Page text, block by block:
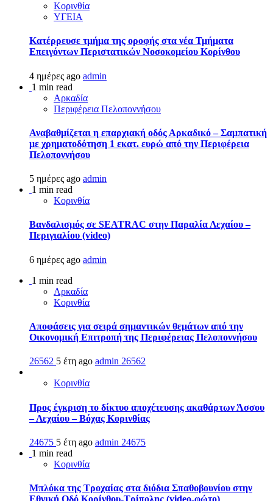
Κορινθία
ΥΓΕΙΑ
Kατέρρευσε τμήμα της οροφής στα νέα Τμήματα
Επειγόντων Περιστατικών Νοσοκομείου Κορίνθου
4 ημέρες ago admin
1 min read
Αρκαδία
Περιφέρεια Πελοποννήσου
Αναβαθμίζεται η επαρχιακή οδός Αρκαδικό – Σαμπατική
με χρηματοδότηση 1 εκατ. ευρώ από την Περιφέρεια
Πελοποννήσου
5 ημέρες ago admin
1 min read
Κορινθία
Βανδαλισμός σε SEATRAC στην Παραλία Λεχαίου –
Περιγιαλίου (video)
6 ημέρες ago admin
1 min read
Αρκαδία
Κορινθία
Αποφάσεις για σειρά σημαντικών θεμάτων από την
Οικονομική Επιτροπή της Περιφέρειας Πελοποννήσου
26562 5 έτη ago admin 26562
Κορινθία
Προς έγκριση το δίκτυο αποχέτευσης ακαθάρτων Άσσου
– Λεχαίου – Βόχας Κορινθίας
24675 5 έτη ago admin 24675
1 min read
Κορινθία
Μπλόκα της Τροχαίας στα διόδια Σπαθοβουνίου στην
Εθνική Οδό Κορίνθου-Τρίπολης (video-φώτο)